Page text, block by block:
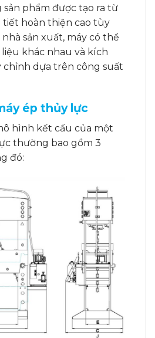
sản phẩm được tạo ra từ
tiết hoàn thiện cao tùy
sản xuất, máy có thể
khác nhau và kích
dựa trên công suất
ép thủy lực
hình kết cấu của một
thường bao gồm 3
đó: